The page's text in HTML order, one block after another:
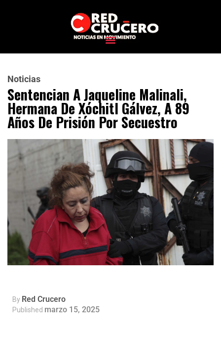
Noticias
Sentencian A Jaqueline Malinali,
Hermana De Xóchitl Gálvez, A 89
Años De Prisión Por Secuestro
By Red Crucero
Published marzo 15, 2025